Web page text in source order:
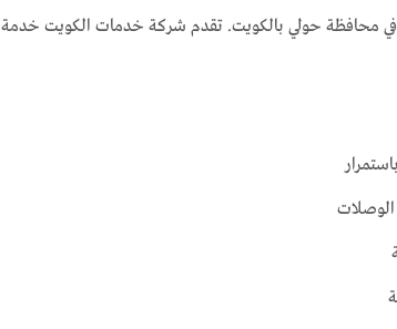
في محافظة حولي بالكويت. تقدم شركة خدمات الكويت خدمة